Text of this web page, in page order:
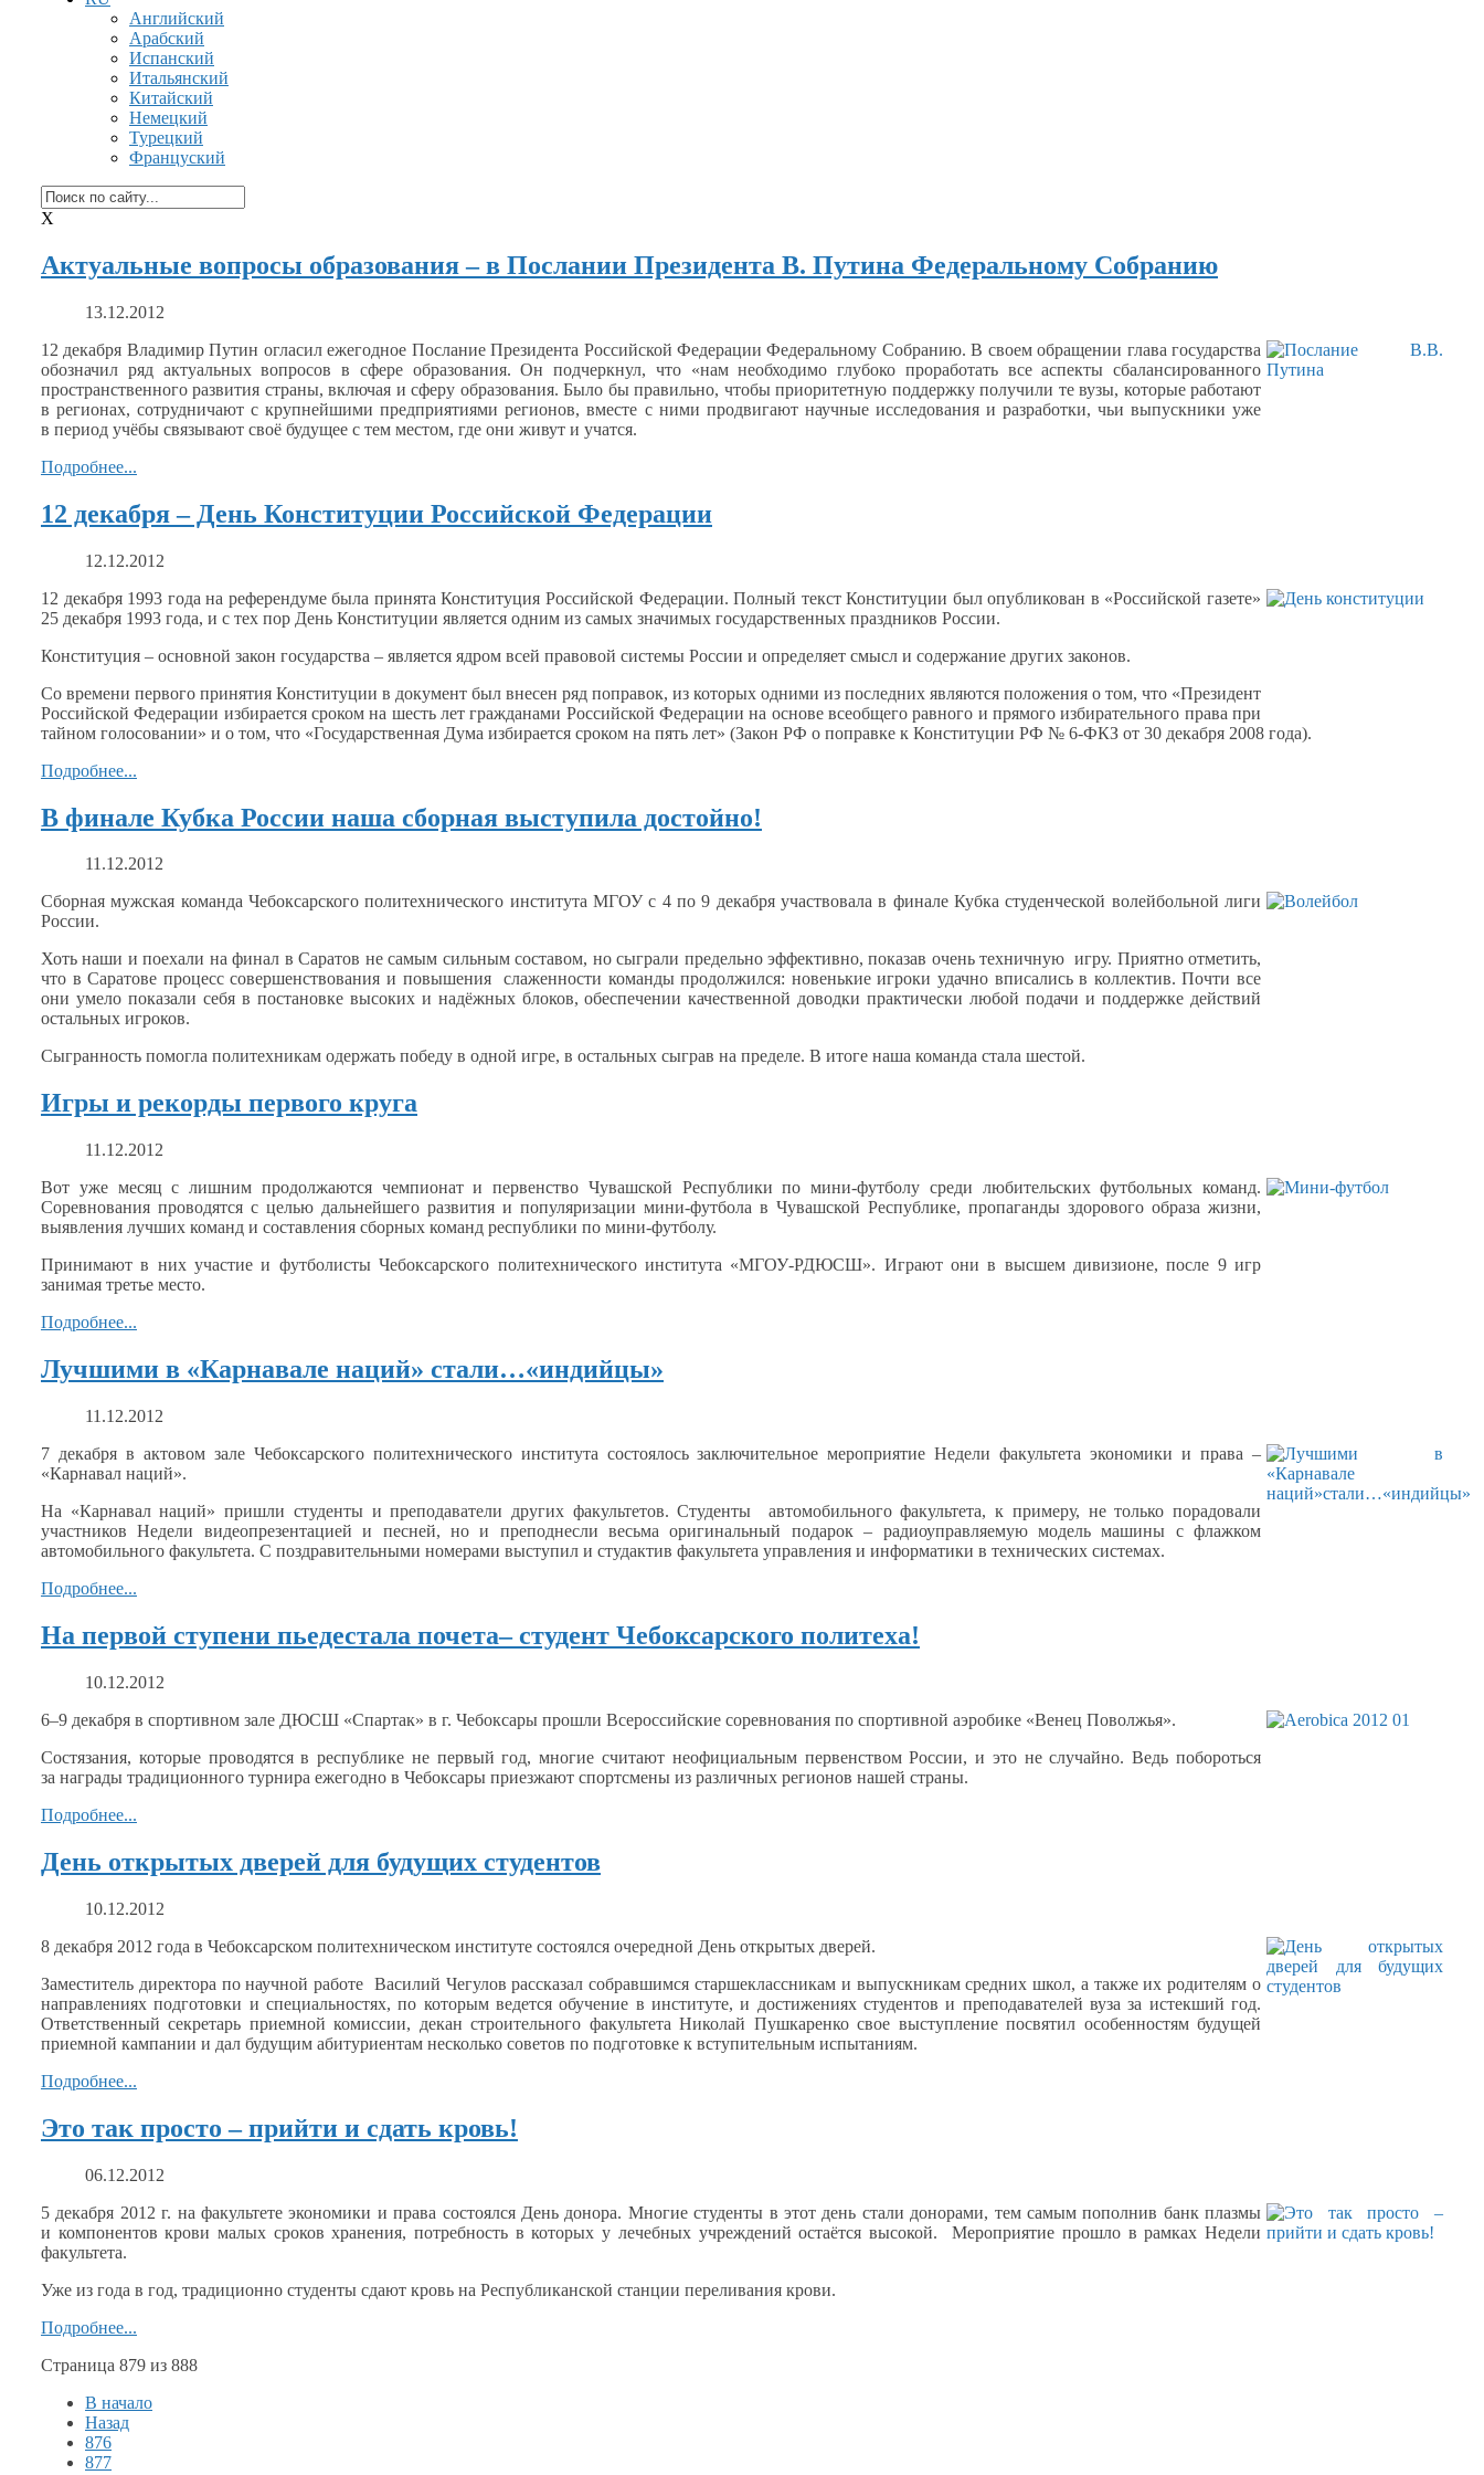
Английский
Арабский
Испанский
Итальянский
Китайский
Немецкий
Турецкий
Француский
X
Актуальные вопросы образования – в Послании Президента В. Путина Федеральному Собранию
13.12.2012
12 декабря Владимир Путин огласил ежегодное Послание Президента Российской Федерации Федеральному Собранию.В своемобращении глава государства
обозначил ряд актуальных вопросов в сфереобразования.Он подчеркнул, что «нам необходимо глубоко проработать все аспекты сбалансированного
пространственного развития страны, включая и сферу образования.Было быправильно, чтобы приоритетную поддержку получили те вузы, которые работают
в регионах, сотрудничаютс крупнейшими предприятиями регионов, вместе с ними продвигают научные исследования и разработки, чьи выпускники уже
в период учёбы связывают своё будущее с тем местом, где они живут и учатся.
Подробнее...
12 декабря – День Конституции Российской Федерации
12.12.2012
12 декабря 1993 года на референдумебыла принята Конституция Российской Федерации. Полный текст Конституции был опубликован в «Российской газете»
25 декабря 1993 года, и с тех пор День Конституции является одним из самых значимых государственных праздников России.
Конституция – основной закон государства – является ядром всей правовой системы России и определяет смысл и содержание других законов.
Со времени первого принятия Конституции в документ был внесен ряд поправок, из которых одними из последних являются положения о том, что «Президент
Российской Федерации избирается срокомна шестьлет гражданами Российской Федерациина основевсеобщего равного и прямого избирательного права при
тайном голосовании» и о том, что «Государственная Дума избирается сроком на пять лет» (Закон РФ о поправке к Конституции РФ № 6-ФКЗ от 30 декабря 2008 года).
Подробнее...
В финале Кубка России наша сборная выступила достойно!
11.12.2012
Сборная мужская команда Чебоксарского политехнического института МГОУ с 4 по 9 декабряучаствовалав финалеКубка студенческой волейбольной лиги
России.
Хоть наши и поехали на финал в Саратов не самым сильным составом, но сыграли предельно эффективно,показав очень техничную игру. Приятно отметить,
что в Саратове процесс совершенствованияи повышения слаженности командыпродолжился: новенькие игроки удачно вписалисьв коллектив. Почти все
они умело показали себя в постановке высоких и надёжныхблоков, обеспечении качественной доводки практически любой подачии поддержке действий
остальных игроков.
Сыгранность помогла политехникам одержать победу в одной игре, в остальных сыграв на пределе. В итоге наша команда стала шестой.
Игры и рекорды первого круга
11.12.2012
Вот уже месяцс лишним продолжаются чемпионати первенство Чувашской Республики по мини-футболу среди любительских футбольных команд.
Соревнования проводятся с целью дальнейшего развития и популяризации мини-футбола в Чувашской Республике, пропаганды здорового образа жизни,
выявления лучших команд и составления сборных команд республики по мини-футболу.
Принимаютв нихучастиеи футболистыЧебоксарского политехнического института «МГОУ-РДЮСШ». Играют онив высшемдивизионе, после 9 игр
занимая третье место.
Подробнее...
Лучшими в «Карнавале наций» стали…«индийцы»
11.12.2012
7 декабря в актовомзале Чебоксарского политехнического института состоялось заключительное мероприятие Недели факультета экономикии права –
«Карнавал наций».
На «Карнавал наций» пришли студенты и преподаватели других факультетов. Студенты автомобильного факультета,к примеру, не только порадовали
участников Недели видеопрезентациейи песней, нои преподнесли весьма оригинальный подарок – радиоуправляемую модель машины с флажком
автомобильного факультета. С поздравительными номерами выступил и студактив факультета управления и информатики в технических системах.
Подробнее...
На первой ступени пьедестала почета– студент Чебоксарского политеха!
10.12.2012
6–9 декабря в спортивном зале ДЮСШ «Спартак» в г. Чебоксары прошли Всероссийские соревнования по спортивной аэробике «Венец Поволжья».
Состязания, которые проводятсяв республике не первый год, многие считают неофициальным первенством России,и это не случайно. Ведь побороться
за награды традиционного турнира ежегодно в Чебоксары приезжают спортсмены из различных регионов нашей страны.
Подробнее...
День открытых дверей для будущих студентов
10.12.2012
8 декабря 2012 года в Чебоксарском политехническом институте состоялся очередной День открытых дверей.
Заместитель директора по научной работе Василий Чегулов рассказал собравшимся старшеклассникам и выпускникамсредних школ, а также их родителям о
направлениях подготовки и специальностях, по которым ведется обучение в институте, и достиженияхстудентови преподавателей вузаза истекший год.
Ответственный секретарь приемной комиссии, декан строительного факультета Николай Пушкаренко свое выступление посвятил особенностям будущей
приемной кампании и дал будущим абитуриентам несколько советов по подготовке к вступительным испытаниям.
Подробнее...
Это так просто – прийти и сдать кровь!
06.12.2012
5 декабря 2012 г. на факультете экономики и права состоялся День донора. Многие студенты в этотдень стали донорами, тем самым пополнив банк плазмы
и компонентов крови малых сроков хранения, потребность в которых у лечебныхучреждений остаётся высокой. Мероприятие прошло в рамках Недели
факультета.
Уже из года в год, традиционно студенты сдают кровь на Республиканской станции переливания крови.
Подробнее...
Страница 879 из 888
В начало
Назад
876
877